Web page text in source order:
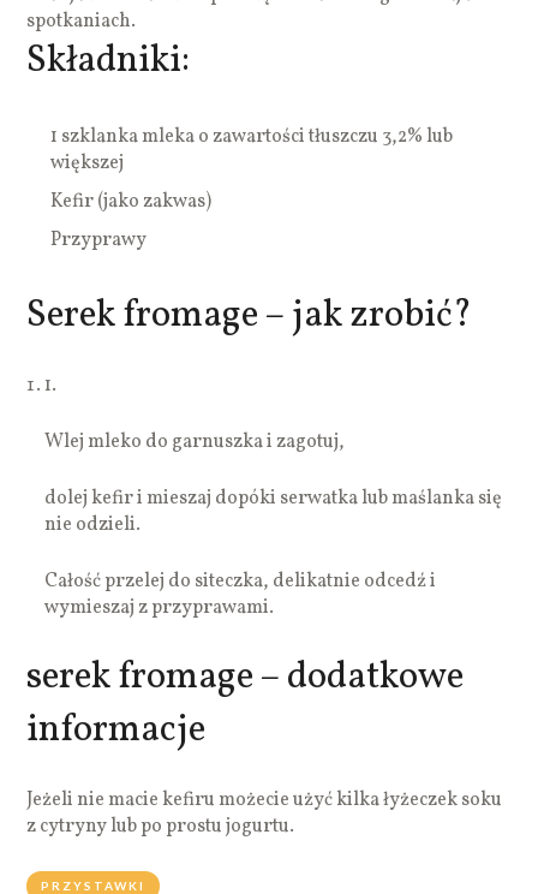
spotkaniach.
Składniki:
1 szklanka mleka o zawartości tłuszczu 3,2% lub
większej
Kefir (jako zakwas)
Przyprawy
Serek fromage – jak zrobić?
1.
Wlej mleko do garnuszka i zagotuj,
dolej kefir i mieszaj dopóki serwatka lub maślanka się
nie odzieli.
Całość przelej do siteczka, delikatnie odcedź i
wymieszaj z przyprawami.
serek fromage – dodatkowe
informacje
Jeżeli nie macie kefiru możecie użyć kilka łyżeczek soku
z cytryny lub po prostu jogurtu.
PRZYSTAWKI